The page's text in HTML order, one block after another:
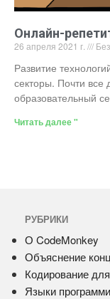
Онлайн-
26 апреля 2021 г.
Развитие
секторы. Почти все
образовательный
Читать далее "
РУБРИКИ
О CodeMonkey
Объяснение
Кодирование
Языки